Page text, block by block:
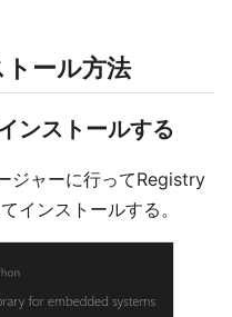
ール方法
ンストールする
ジャーに行ってRegistry
インストールする。